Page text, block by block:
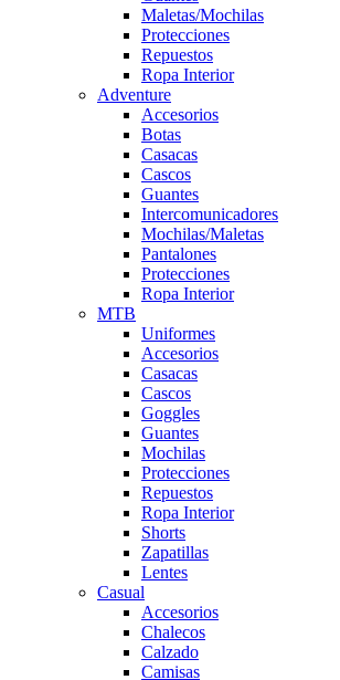
Maletas/Mochilas
Protecciones
Repuestos
Ropa Interior
Adventure
Accesorios
Botas
Casacas
Cascos
Guantes
Intercomunicadores
Mochilas/Maletas
Pantalones
Protecciones
Ropa Interior
MTB
Uniformes
Accesorios
Casacas
Cascos
Goggles
Guantes
Mochilas
Protecciones
Repuestos
Ropa Interior
Shorts
Zapatillas
Lentes
Casual
Accesorios
Chalecos
Calzado
Camisas